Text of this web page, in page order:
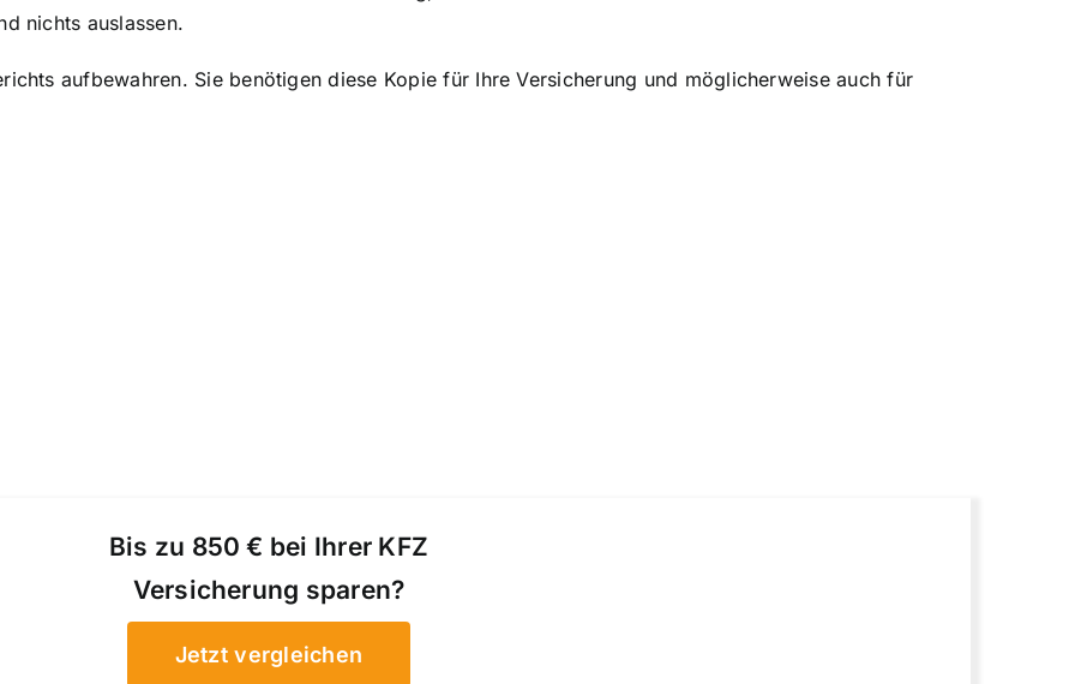
nichts auslassen.
aufbewahren. Sie benötigen diese Kopie für Ihre Versicherung und möglicherweise auch für
Bis zu 850 € bei Ihrer KFZ
Versicherung sparen?
Jetzt vergleichen